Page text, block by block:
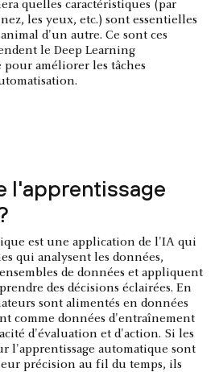
quelles caractéristiques (par
les yeux, etc.) sont essentielles
d'un autre. Ce sont ces
le Deep Learning
améliorer les tâches
l'apprentissage
est une application de l'IA qui
qui analysent les données,
de données et appliquent
des décisions éclairées. En
sont alimentés en données
comme données d'entraînement
d'évaluation et d'action. Si les
l'apprentissage automatique sont
précision au fil du temps, ils